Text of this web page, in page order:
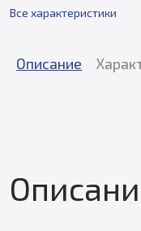
Все характеристики
Описание